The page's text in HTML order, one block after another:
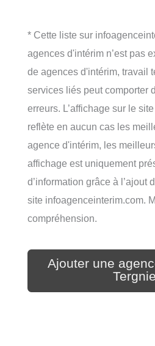
* Cette liste sur
agences d'intérim n’est pas
de agences d'intérim, travail
services liés peut comporter
erreurs. L’affichage sur le
reflète en aucun cas les
agence d'intérim, les
affichage est uniquement
d’information grâce à l’ajout
site infoagenceinterim.com.
compréhension.
Ajouter une